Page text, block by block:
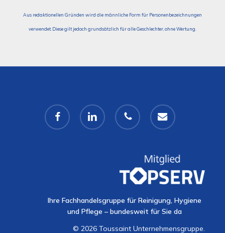
Aus redaktionellen Gründen wird die männliche Form für Personenbezeichnungen
verwendet. Diese gilt jedoch grundsätzlich für alle Geschlechter, ohne Wertung.
facebook linkedin phone email
Ihre Fachhandelsgruppe für Reinigung, Hygiene
und Pflege – bundesweit für Sie da
© 2026 Toussaint Unternehmensgruppe.